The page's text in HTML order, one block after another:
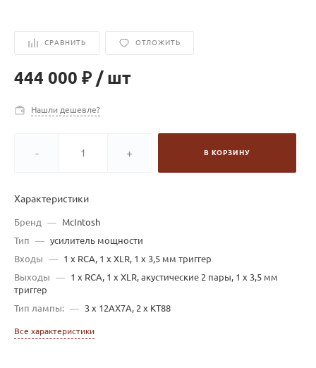
СРАВНИТЬ ОТЛОЖИТЬ
444 000 ₽ / шт
Нашли дешевле?
- + В КОРЗИНУ
Характеристики
Бренд —
McIntosh
Тип
— усилитель мощности
Входы
—
1 x RCA, 1 x XLR, 1 x 3,5 мм триггер
Выходы
—
1 x RCA, 1 x XLR, акустические 2 пары, 1 x 3,5 мм
триггер
Тип лампы: — 3 х 12AX7A, 2 х KT88
Все характеристики